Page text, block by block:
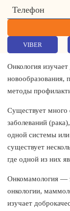
VIBER
Онкология
новообразования,
методы
Существует много
заболеваний
одной системы
существует
где одной из них
Онкомамология —
онкологии,
изучает